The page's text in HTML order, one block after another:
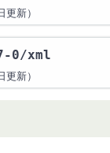
新）
0/xml
新）